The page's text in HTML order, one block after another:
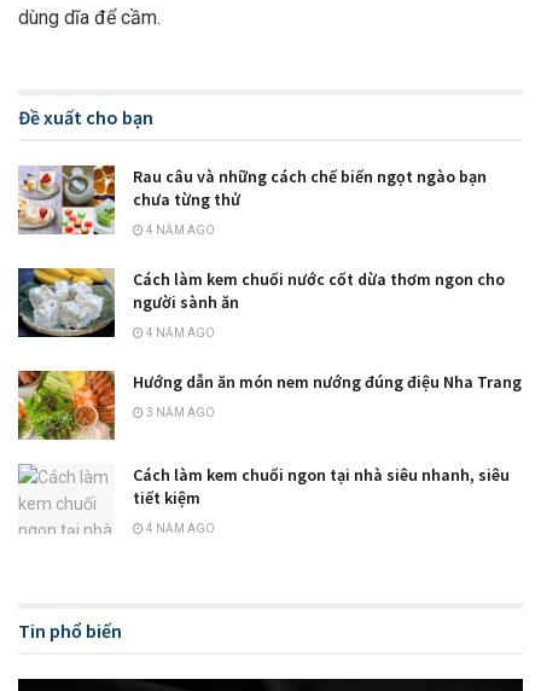
dùng dĩa để cầm.
Đề xuất cho bạn
Rau câu và những cách chế biến ngọt ngào bạn
chưa từng thử
4 NĂM AGO
Cách làm kem chuối nước cốt dừa thơm ngon cho
người sành ăn
4 NĂM AGO
Hướng dẫn ăn món nem nướng đúng điệu Nha Trang
3 NĂM AGO
Cách làm kem chuối ngon tại nhà siêu nhanh, siêu
tiết kiệm
4 NĂM AGO
Tin phổ biến